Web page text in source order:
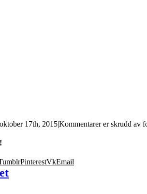
oktober 17th, 2015|Kommentarer er skrudd av
PinterestVkEmail